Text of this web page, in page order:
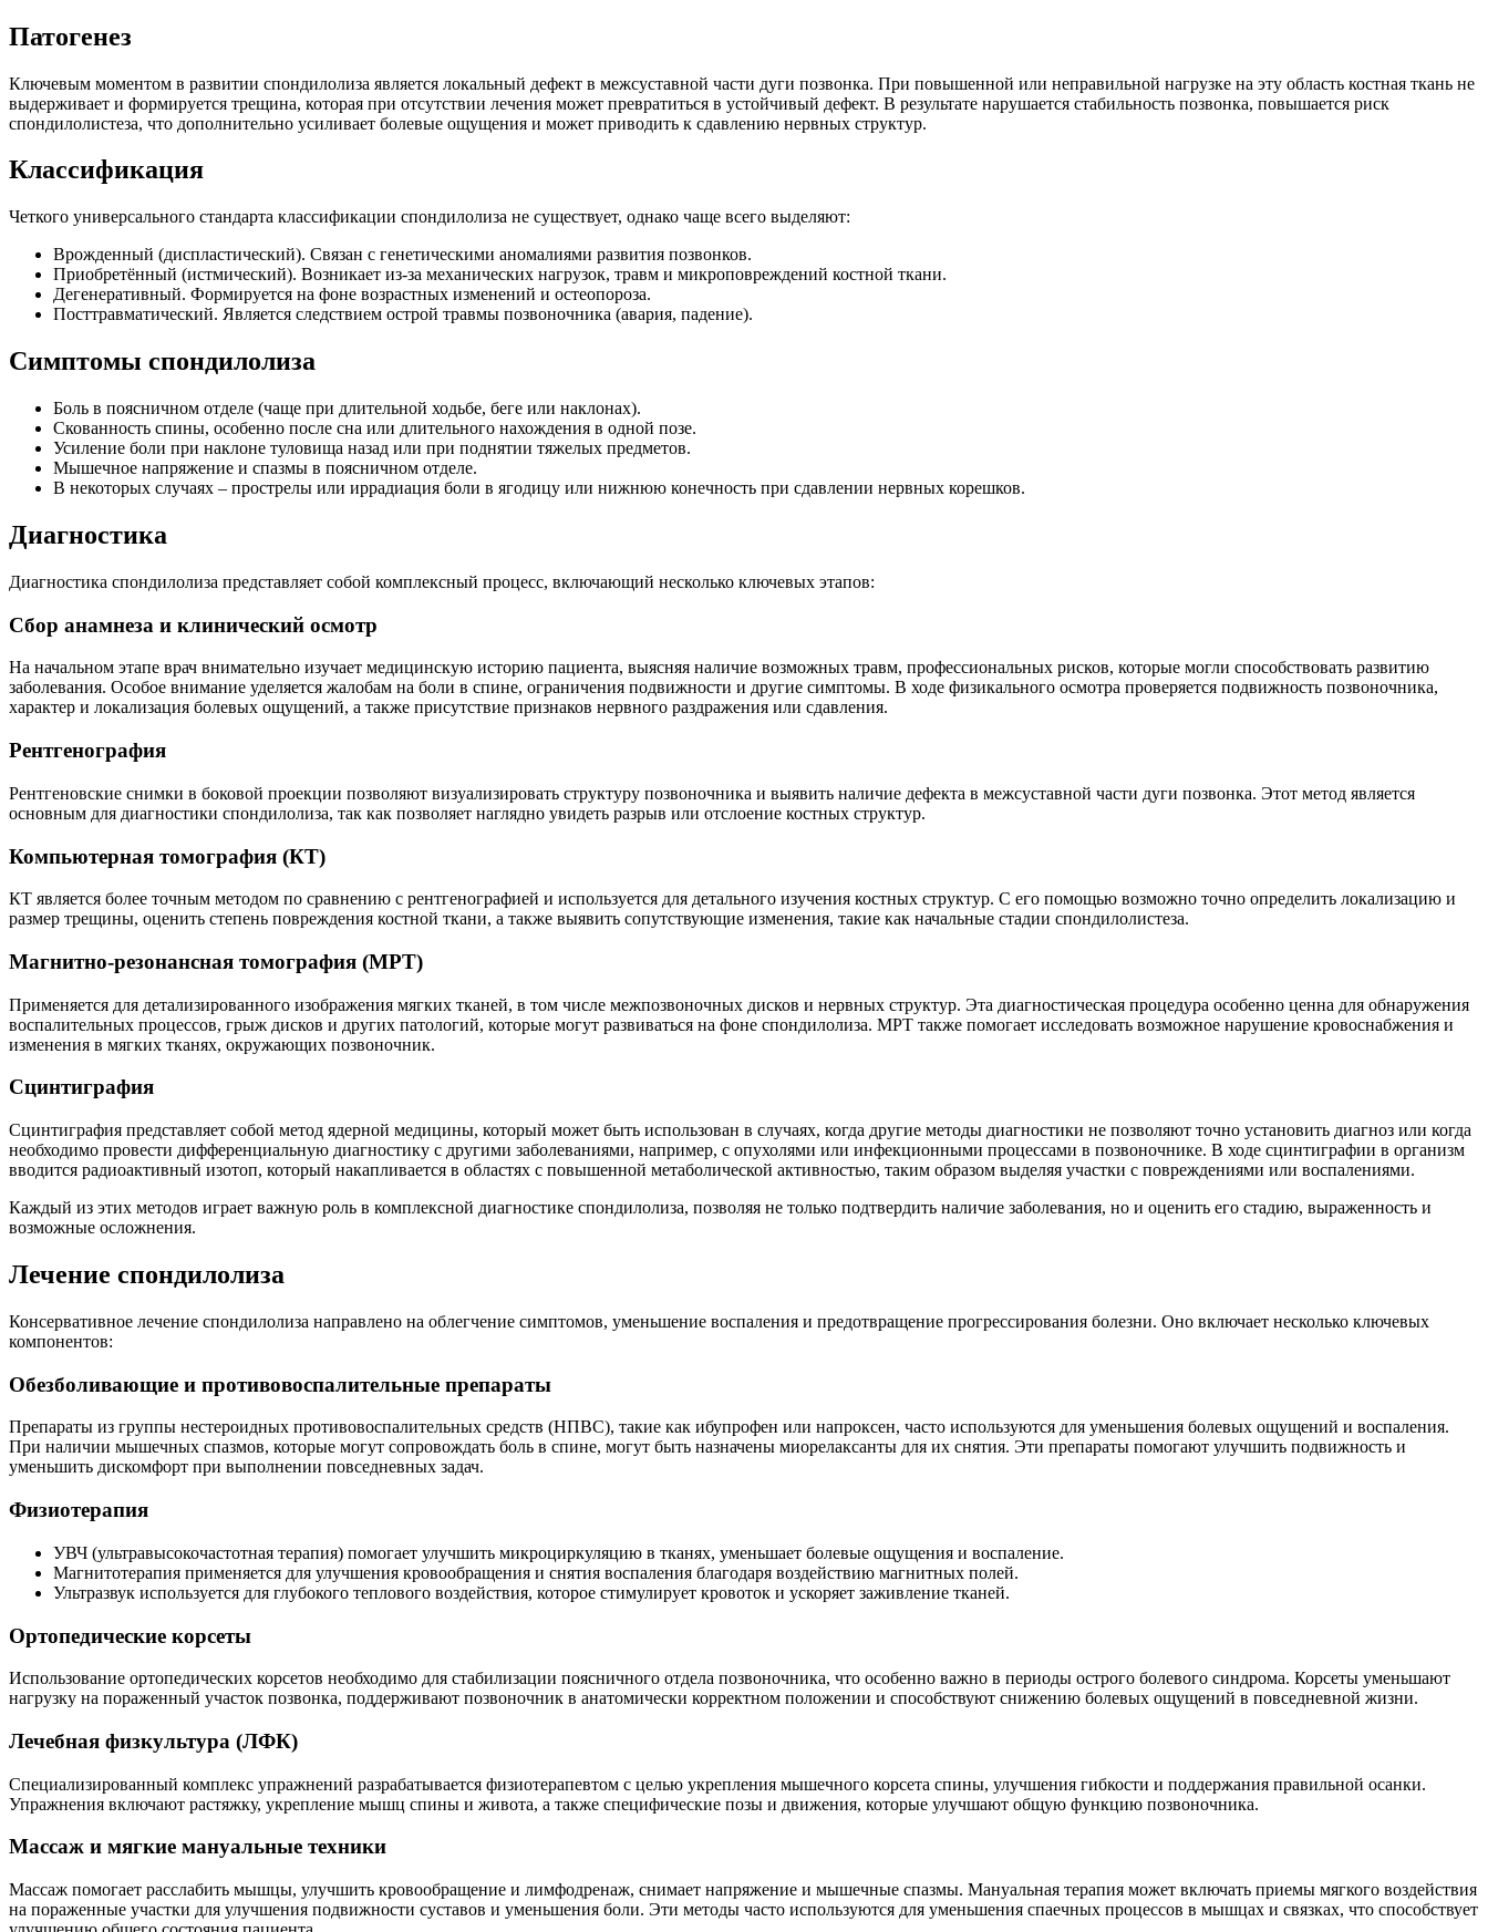
Патогенез
Ключевым моментом в развитии спондилолиза является локальный дефект в межсуставной части дуги позвонка. При повышенной или неправильной нагрузке на эту область костная ткань не
выдерживает и формируется трещина, которая при отсутствии лечения может превратиться в устойчивый дефект. В результате нарушается стабильность позвонка, повышается риск
спондилолистеза, что дополнительно усиливает болевые ощущения и может приводить к сдавлению нервных структур.
Классификация
Четкого универсального стандарта классификации спондилолиза не существует, однако чаще всего выделяют:
Врожденный (диспластический). Связан с генетическими аномалиями развития позвонков.
Приобретённый (истмический). Возникает из-за механических нагрузок, травм и микроповреждений костной ткани.
Дегенеративный. Формируется на фоне возрастных изменений и остеопороза.
Посттравматический. Является следствием острой травмы позвоночника (авария, падение).
Симптомы спондилолиза
Боль в поясничном отделе (чаще при длительной ходьбе, беге или наклонах).
Скованность спины, особенно после сна или длительного нахождения в одной позе.
Усиление боли при наклоне туловища назад или при поднятии тяжелых предметов.
Мышечное напряжение и спазмы в поясничном отделе.
В некоторых случаях – прострелы или иррадиация боли в ягодицу или нижнюю конечность при сдавлении нервных корешков.
Диагностика
Диагностика спондилолиза представляет собой комплексный процесс, включающий несколько ключевых этапов:
Сбор анамнеза и клинический осмотр
На начальном этапе врач внимательно изучает медицинскую историю пациента, выясняя наличие возможных травм, профессиональных рисков, которые могли способствовать развитию
заболевания. Особое внимание уделяется жалобам на боли в спине, ограничения подвижности и другие симптомы. В ходе физикального осмотра проверяется подвижность позвоночника,
характер и локализация болевых ощущений, а также присутствие признаков нервного раздражения или сдавления.
Рентгенография
Рентгеновские снимки в боковой проекции позволяют визуализировать структуру позвоночника и выявить наличие дефекта в межсуставной части дуги позвонка. Этот метод является
основным для диагностики спондилолиза, так как позволяет наглядно увидеть разрыв или отслоение костных структур.
Компьютерная томография (КТ)
КТ является более точным методом по сравнению с рентгенографией и используется для детального изучения костных структур. С его помощью возможно точно определить локализацию и
размер трещины, оценить степень повреждения костной ткани, а также выявить сопутствующие изменения, такие как начальные стадии спондилолистеза.
Магнитно-резонансная томография (МРТ)
Применяется для детализированного изображения мягких тканей, в том числе межпозвоночных дисков и нервных структур. Эта диагностическая процедура особенно ценна для обнаружения
воспалительных процессов, грыж дисков и других патологий, которые могут развиваться на фоне спондилолиза. МРТ также помогает исследовать возможное нарушение кровоснабжения и
изменения в мягких тканях, окружающих позвоночник.
Сцинтиграфия
Сцинтиграфия представляет собой метод ядерной медицины, который может быть использован в случаях, когда другие методы диагностики не позволяют точно установить диагноз или когда
необходимо провести дифференциальную диагностику с другими заболеваниями, например, с опухолями или инфекционными процессами в позвоночнике. В ходе сцинтиграфии в организм
вводится радиоактивный изотоп, который накапливается в областях с повышенной метаболической активностью, таким образом выделяя участки с повреждениями или воспалениями.
Каждый из этих методов играет важную роль в комплексной диагностике спондилолиза, позволяя не только подтвердить наличие заболевания, но и оценить его стадию, выраженность и
возможные осложнения.
Лечение спондилолиза
Консервативное лечение спондилолиза направлено на облегчение симптомов, уменьшение воспаления и предотвращение прогрессирования болезни. Оно включает несколько ключевых
компонентов:
Обезболивающие и противовоспалительные препараты
Препараты из группы нестероидных противовоспалительных средств (НПВС), такие как ибупрофен или напроксен, часто используются для уменьшения болевых ощущений и воспаления.
При наличии мышечных спазмов, которые могут сопровождать боль в спине, могут быть назначены миорелаксанты для их снятия. Эти препараты помогают улучшить подвижность и
уменьшить дискомфорт при выполнении повседневных задач.
Физиотерапия
УВЧ (ультравысокочастотная терапия) помогает улучшить микроциркуляцию в тканях, уменьшает болевые ощущения и воспаление.
Магнитотерапия применяется для улучшения кровообращения и снятия воспаления благодаря воздействию магнитных полей.
Ультразвук используется для глубокого теплового воздействия, которое стимулирует кровоток и ускоряет заживление тканей.
Ортопедические корсеты
Использование ортопедических корсетов необходимо для стабилизации поясничного отдела позвоночника, что особенно важно в периоды острого болевого синдрома. Корсеты уменьшают
нагрузку на пораженный участок позвонка, поддерживают позвоночник в анатомически корректном положении и способствуют снижению болевых ощущений в повседневной жизни.
Лечебная физкультура (ЛФК)
Специализированный комплекс упражнений разрабатывается физиотерапевтом с целью укрепления мышечного корсета спины, улучшения гибкости и поддержания правильной осанки.
Упражнения включают растяжку, укрепление мышц спины и живота, а также специфические позы и движения, которые улучшают общую функцию позвоночника.
Массаж и мягкие мануальные техники
Массаж помогает расслабить мышцы, улучшить кровообращение и лимфодренаж, снимает напряжение и мышечные спазмы. Мануальная терапия может включать приемы мягкого воздействия
на пораженные участки для улучшения подвижности суставов и уменьшения боли. Эти методы часто используются для уменьшения спаечных процессов в мышцах и связках, что способствует